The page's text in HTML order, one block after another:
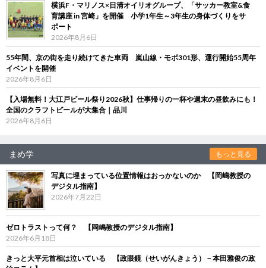
横浜F・マリノス×日清オイリオグループ、「サッカー教室&食
育講座 in 宮崎」を開催 小学1年生～3年生の身体づくりをサ
ポート
2026年8月6日
55年間、京の街を走り続けてきた車両 嵐山線・モボ301形、運行開始55周年
イベントを開催
2026年8月6日
【入場無料！大江戸ビール祭り2026秋】仕事帰りの一杯や週末の昼飲みにも！
全国のクラフトビールが大集合｜品川
2026年8月6日
まめ学 もっと見る
写真に埋まっている位置情報はおっかないのか 【岡嶋教授の
デジタル指南】
2026年7月22日
ゼロトラストって何？ 【岡嶋教授のデジタル指南】
2026年6月18日
きっと大平元首相は泣いている 【政眼鏡（せいがんきょう）－本田雅俊の政